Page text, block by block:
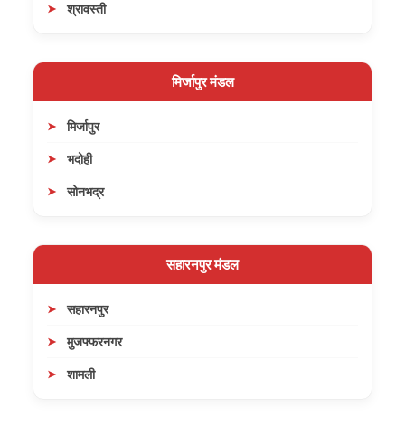
श्रावस्ती
मिर्जापुर मंडल
मिर्जापुर
भदोही
सोनभद्र
सहारनपुर मंडल
सहारनपुर
मुजफ्फरनगर
शामली